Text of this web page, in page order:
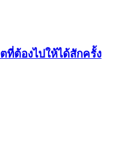
ที่ต้องไปให้ได้สักครั้ง